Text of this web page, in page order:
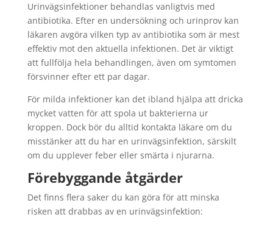
Urinvägsinfektioner behandlas vanligtvis med
antibiotika. Efter en undersökning och urinprov kan
läkaren avgöra vilken typ av antibiotika som är mest
effektiv mot den aktuella infektionen. Det är viktigt
att fullfölja hela behandlingen, även om symtomen
försvinner efter ett par dagar.
För milda infektioner kan det ibland hjälpa att dricka
mycket vatten för att spola ut bakterierna ur
kroppen. Dock bör du alltid kontakta läkare om du
misstänker att du har en urinvägsinfektion, särskilt
om du upplever feber eller smärta i njurarna.
Förebyggande åtgärder
Det finns flera saker du kan göra för att minska
risken att drabbas av en urinvägsinfektion: